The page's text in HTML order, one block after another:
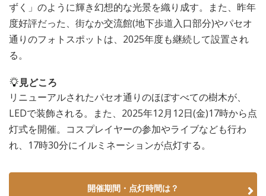
ずく」のように輝き幻想的な光景を織り成す。また、昨年
度好評だった、街なか交流館(地下歩道入口部分)やパセオ
通りのフォトスポットは、2025年度も継続して設置され
る。
見どころ
リニューアルされたパセオ通りのほぼすべての樹木が、
LEDで装飾される。また、2025年12月12日(金)17時から点
灯式を開催。コスプレイヤーの参加やライブなども行わ
れ、17時30分にイルミネーションが点灯する。
開催期間・点灯時間は？